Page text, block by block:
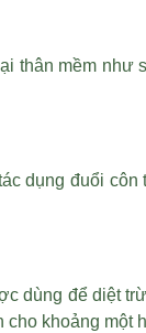
thân mềm như
dụng đuổi
dùng để diệt
khoảng một